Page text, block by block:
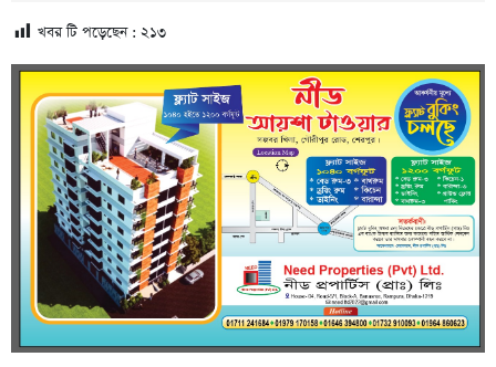
খবর টি পড়েছেন : ২১৩